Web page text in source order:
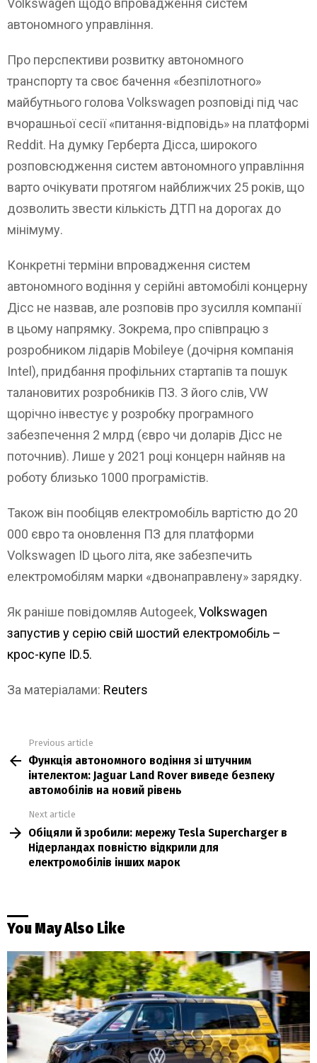
Volkswagen щодо впровадження систем
автономного управління.
Про перспективи розвитку автономного
транспорту та своє бачення «безпілотного»
майбутнього голова Volkswagen розповіді під час
вчорашньої сесії «питання-відповідь» на платформі
Reddit. На думку Герберта Дісса, широкого
розповсюдження систем автономного управління
варто очікувати протягом найближчих 25 років, що
дозволить звести кількість ДТП на дорогах до
мінімуму.
Конкретні терміни впровадження систем
автономного водіння у серійні автомобілі концерну
Дісс не назвав, але розповів про зусилля компанії
в цьому напрямку. Зокрема, про співпрацю з
розробником лідарів Mobileye (дочірня компанія
Intel), придбання профільних стартапів та пошук
талановитих розробників ПЗ. З його слів, VW
щорічно інвестує у розробку програмного
забезпечення 2 млрд (євро чи доларів Дісс не
поточнив). Лише у 2021 році концерн найняв на
роботу близько 1000 програмістів.
Також він пообіцяв електромобіль вартістю до 20
000 євро та оновлення ПЗ для платформи
Volkswagen ID цього літа, яке забезпечить
електромобілям марки «двонаправлену» зарядку.
Як раніше повідомляв Autogeek,Volkswagen
запустив у серію свій шостий електромобіль –
крос-купе ID.5.
За матеріалами: Reuters
more
Previous article
Функція автономного водіння зі штучним
інтелектом: Jaguar Land Rover виведе безпеку
автомобілів на новий рівень
Next article
Обіцяли й зробили: мережу Tesla Supercharger в
Нідерландах повністю відкрили для
електромобілів інших марок
You May Also Like